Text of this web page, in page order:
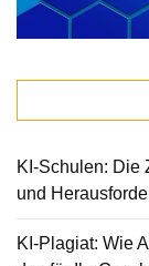
KI-Schulen: Die
und
KI-Plagiat: Wie